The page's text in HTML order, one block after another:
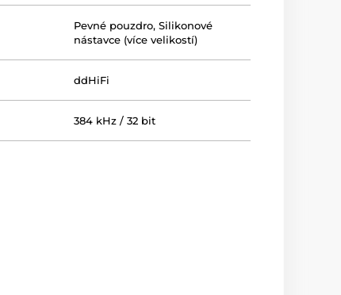
Pevné pouzdro,Silikonové
nástavce (více velikostí)
ddHiFi
384 kHz / 32 bit